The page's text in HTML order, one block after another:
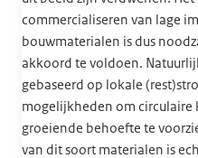
commercialiseren van lage
bouwmaterialen is dus
akkoord te voldoen.
gebaseerd op lokale
mogelijkheden om circulaire
groeiende behoefte te
van dit soort materialen is